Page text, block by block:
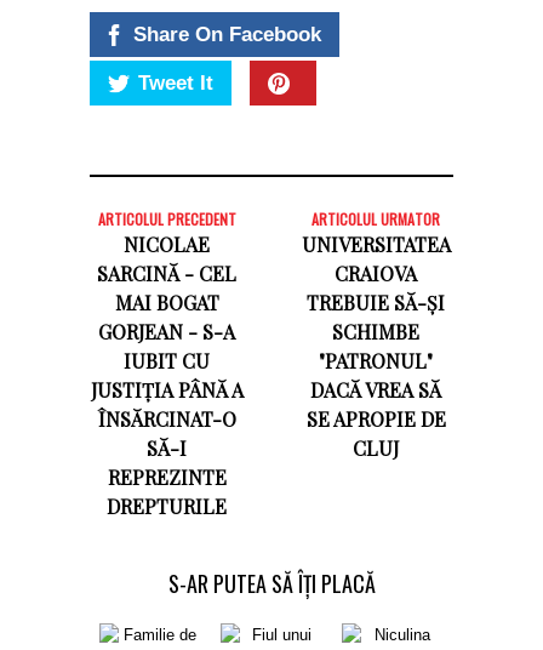
Share On Facebook
Tweet It
ARTICOLUL PRECEDENT
NICOLAE
SARCINĂ - CEL
MAI BOGAT
GORJEAN - S-A
IUBIT CU
JUSTIȚIA PÂNĂ A
ÎNSĂRCINAT-O
SĂ-I
REPREZINTE
DREPTURILE
ARTICOLUL URMATOR
UNIVERSITATEA
CRAIOVA
TREBUIE SĂ-ȘI
SCHIMBE
"PATRONUL"
DACĂ VREA SĂ
SE APROPIE DE
CLUJ
S-AR PUTEA SĂ ÎȚI PLACĂ